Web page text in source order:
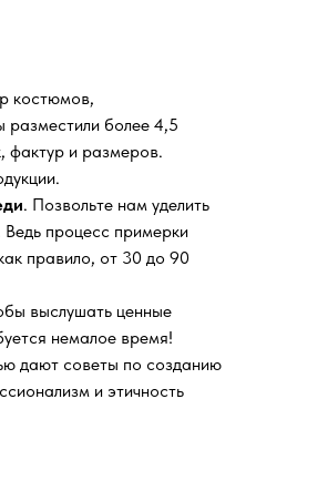
костюмов,
более 4,5
фактур и размеров.
. Позвольте нам уделить
процесс примерки
правило, от 30 до 90
выслушать ценные
немалое время!
дают советы по созданию
и этичность